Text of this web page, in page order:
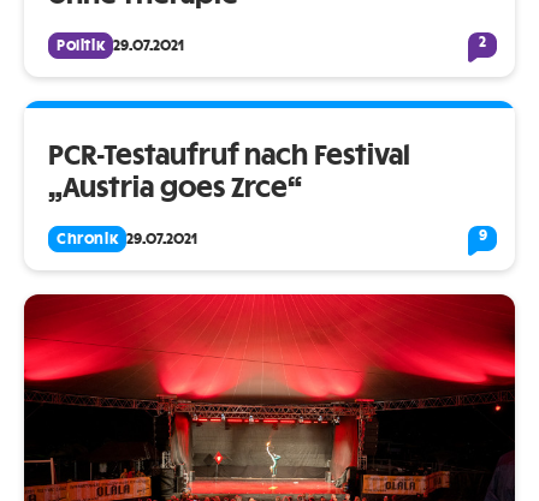
Politik 29.07.2021 2
PCR-Testaufruf nach Festival
„Austria goes Zrce“
Chronik 29.07.2021 9